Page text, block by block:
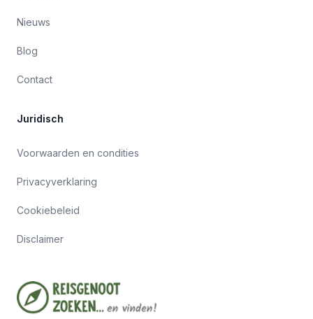
Nieuws
Blog
Contact
Juridisch
Voorwaarden en condities
Privacyverklaring
Cookiebeleid
Disclaimer